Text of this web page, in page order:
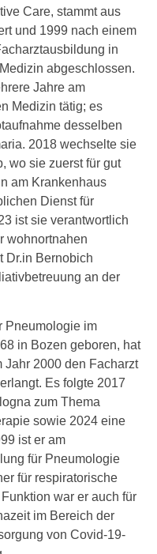
Care, stammt aus
und 1999 nach einem
in
abgeschlossen.
Jahre am
Medizin tätig; es
desselben
2018 wechselte sie
wo sie zuerst für gut
am Krankenhaus
Dienst für
ist sie verantwortlich
wohnortnahen
Dr.in Bernobich
an der
Pneumologie im
in Bozen geboren, hat
Jahr 2000 den Facharzt
Es folgte 2017
zum Thema
sowie 2024 eine
ist er am
für Pneumologie
für respiratorische
war er auch für
im Bereich der
von Covid-19-